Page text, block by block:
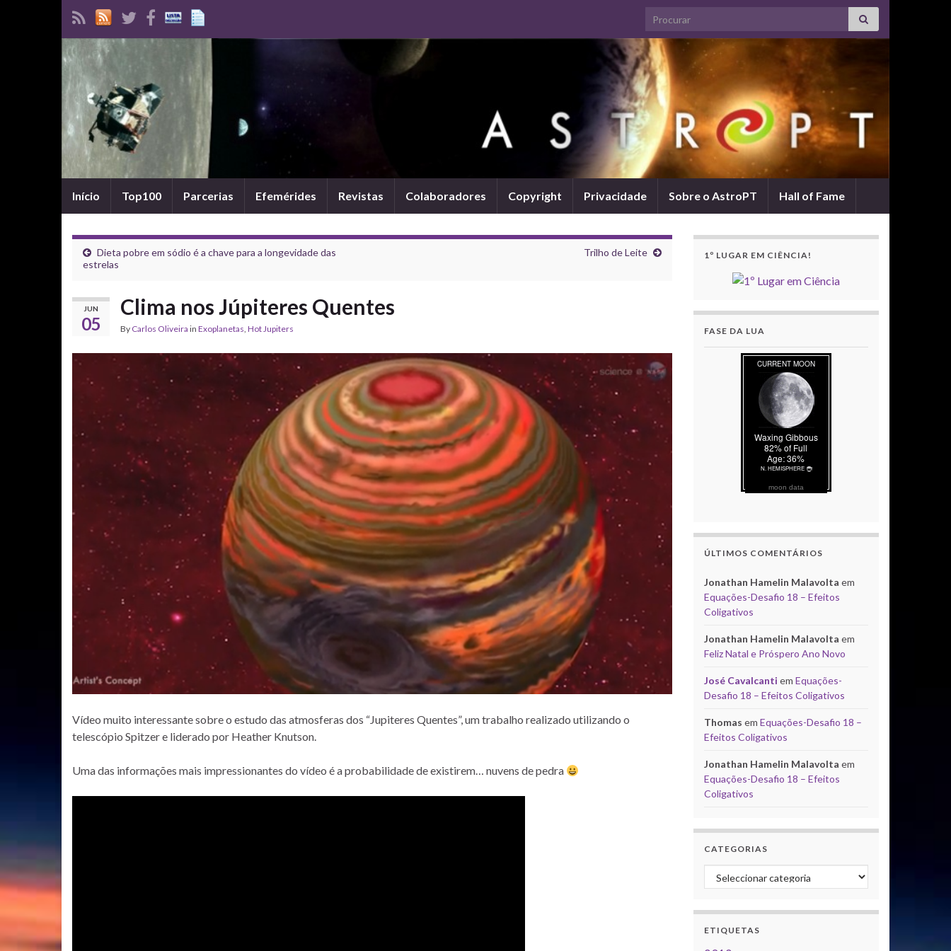
Search for:
Início Top100 Parcerias Efemérides Revistas Colaboradores Copyright Privacidade Sobre o AstroPT Hall of Fame
Dieta pobre em sódio é a chave para a longevidade das
estrelas
Trilho de Leite
JUN
05
Clima nos Júpiteres Quentes
By Carlos Oliveira in Exoplanetas, Hot Jupiters
Vídeo muito interessante sobre o estudo das atmosferas dos “Jupiteres Quentes”, um trabalho realizado utilizando o
telescópio Spitzer e liderado por Heather Knutson.
Uma das informações mais impressionantes do vídeo é a probabilidade de existirem… nuvens de pedra
1º LUGAR EM CIÊNCIA!
FASE DA LUA
moon data
ÚLTIMOS COMENTÁRIOS
Jonathan Hamelin Malavolta em
Equações-Desafio 18 – Efeitos
Coligativos
Jonathan Hamelin Malavolta em
Feliz Natal e Próspero Ano Novo
José Cavalcanti em Equações-
Desafio 18 – Efeitos Coligativos
Thomas em Equações-Desafio 18 –
Efeitos Coligativos
Jonathan Hamelin Malavolta em
Equações-Desafio 18 – Efeitos
Coligativos
CATEGORIAS
Categorias
ETIQUETAS